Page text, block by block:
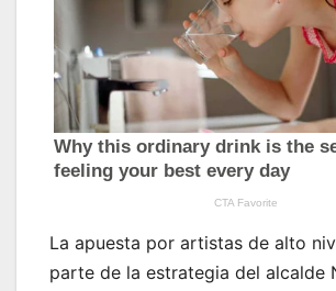
La apuesta por artistas de alto
parte de la estrategia del alcalde